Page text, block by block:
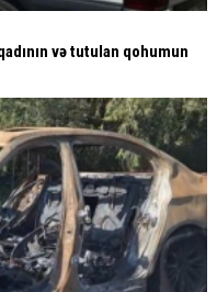
və tutulan qohumun